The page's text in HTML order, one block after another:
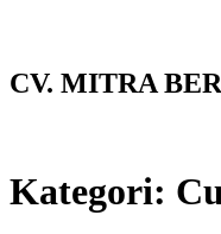
CV. MITRA
Kategori: